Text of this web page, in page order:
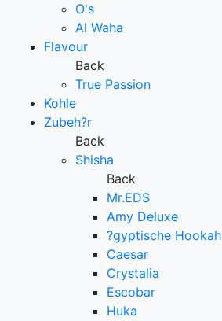
O's
Al Waha
Flavour
Back
True Passion
Kohle
Zubeh?r
Back
Shisha
Back
Mr.EDS
Amy Deluxe
?gyptische Hookah
Caesar
Crystalia
Escobar
Huka